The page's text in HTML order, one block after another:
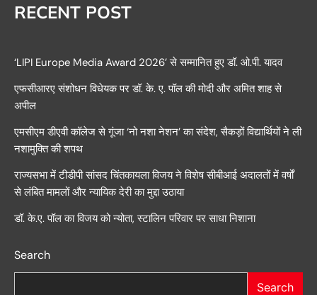
RECENT POST
‘LIPI Europe Media Award 2026’ से सम्मानित हुए डॉ. ओ.पी. यादव
एफसीआरए संशोधन विधेयक पर डॉ. के. ए. पॉल की मोदी और अमित शाह से
अपील
एमसीएम डीएवी कॉलेज से गूंजा ‘नो नशा नेशन’ का संदेश, सैकड़ों विद्यार्थियों ने ली
नशामुक्ति की शपथ
राज्यसभा में टीडीपी सांसद चिंतकायला विजय ने विशेष सीबीआई अदालतों में वर्षों
से लंबित मामलों और न्यायिक देरी का मुद्दा उठाया
डॉ. के.ए. पॉल का विजय को न्योता, स्टालिन परिवार पर साधा निशाना
Search
Search